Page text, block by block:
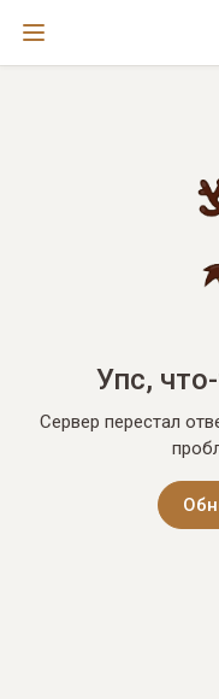
Упс,
Сервер перестал